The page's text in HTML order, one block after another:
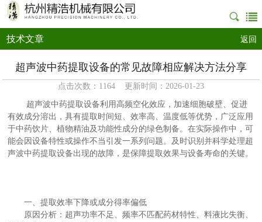
技术文章 返回
超声波中药提取设备的常见故障相应解决方法分享
点击次数：1164 更新时间：2026-01-23
超声波中药提取设备利用高频空化效应，加速细胞破壁、促进
有效成分溶出，具有提取时间短、效率高、温度低等优势，广泛应用
于中药饮片、植物精油及功能性成分的绿色制备。在实际操作中，可
能会因设备特性或操作不当引发一系列问题。及时识别并科学处理超
声波中药提取设备出现的故障，是保障提取效果与设备寿命的关键。
一、提取效率下降或成分得率偏低
原因分析：超声功率不足、频率不匹配药材特性、料液比失衡、